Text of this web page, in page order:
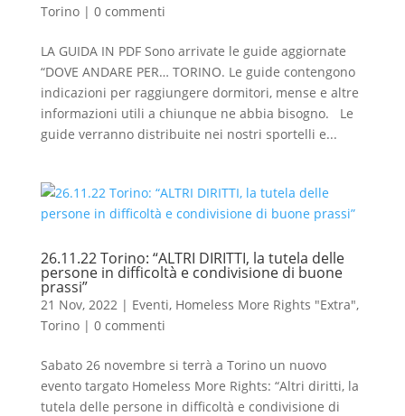
Torino| 0 commenti
LA GUIDA IN PDF Sono arrivate le guide aggiornate
“DOVE ANDARE PER… TORINO. Le guide contengono
indicazioni per raggiungere dormitori, mense e altre
informazioni utili a chiunque ne abbia bisogno. Le
guide verranno distribuite nei nostri sportelli e...
26.11.22 Torino: “ALTRI DIRITTI, la tutela delle
persone in difficoltà e condivisione di buone
prassi”
21 Nov, 2022| Eventi, Homeless More Rights "Extra",
Torino| 0 commenti
Sabato 26 novembre si terrà a Torino un nuovo
evento targato Homeless More Rights: “Altri diritti, la
tutela delle persone in difficoltà e condivisione di